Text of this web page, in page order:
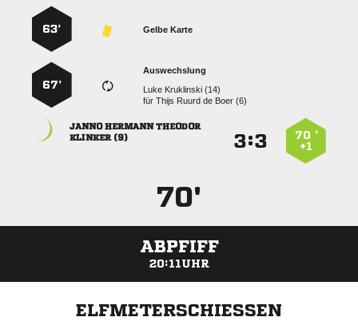
Gelbe Karte
63’
Auswechslung
  
für    
67’
70 ’
+1
:
  
 
70'
ABPFIFF
20:11UHR
ELFMETERSCHIESSEN